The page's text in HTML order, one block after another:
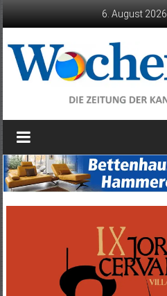
6. August 2026
Wochenblatt
die
Zeitung
der
Kanarischen
Inseln